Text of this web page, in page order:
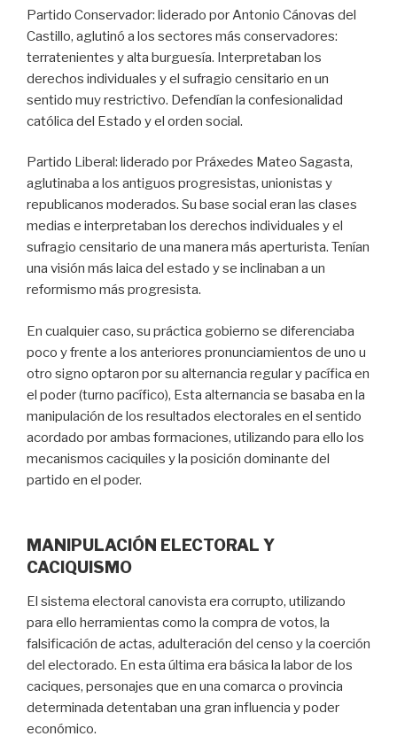
Partido Conservador: liderado por Antonio Cánovas del
Castillo, aglutinó a los sectores más conservadores:
terratenientes y alta burguesía. Interpretaban los
derechos individuales y el sufragio censitario en un
sentido muy restrictivo. Defendían la confesionalidad
católica del Estado y el orden social.
Partido Liberal: liderado por Práxedes Mateo Sagasta,
aglutinaba a los antiguos progresistas, unionistas y
republicanos moderados. Su base social eran las clases
medias e interpretaban los derechos individuales y el
sufragio censitario de una manera más aperturista. Tenían
una visión más laica del estado y se inclinaban a un
reformismo más progresista.
En cualquier caso, su práctica gobierno se diferenciaba
poco y frente a los anteriores pronunciamientos de uno u
otro signo optaron por su alternancia regular y pacífica en
el poder (turno pacífico), Esta alternancia se basaba en la
manipulación de los resultados electorales en el sentido
acordado por ambas formaciones, utilizando para ello los
mecanismos caciquiles y la posición dominante del
partido en el poder.
MANIPULACIÓN ELECTORAL Y
CACIQUISMO
El sistema electoral canovista era corrupto, utilizando
para ello herramientas como la compra de votos, la
falsificación de actas, adulteración del censo y la coerción
del electorado. En esta última era básica la labor de los
caciques, personajes que en una comarca o provincia
determinada detentaban una gran influencia y poder
económico.